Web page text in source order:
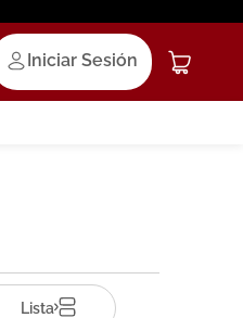
Iniciar Sesión
Lista